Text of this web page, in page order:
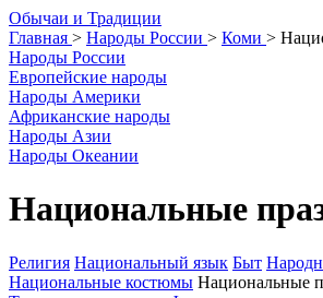
Обычаи и Традиции
Главная > Народы России > Коми >
Народы России
Европейские народы
Народы Америки
Африканские народы
Народы Азии
Народы Океании
Национальные
Религия Национальный язык Быт
Национальные костюмы Национальные